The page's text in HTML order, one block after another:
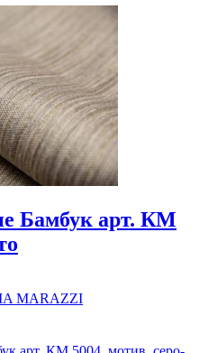
Бамбук арт. КМ
MARAZZI